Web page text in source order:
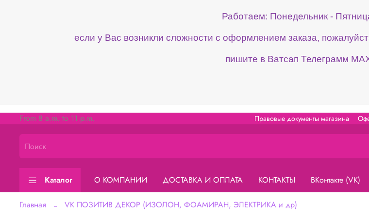
Работаем: Понедельник -
если у Вас возникли сложности с оформлением заказа,
пишите в Ватсап Телеграмм
Правовые документы магазина
From 8 a.m. to 11 p.m.
Каталог О КОМПАНИИ ДОСТАВКА И ОПЛАТА КОНТАКТЫ ВКонтакте (VK)
Главная VK ПОЗИТИВ ДЕКОР (ИЗОЛОН, ФОАМИРАН, ЭЛЕКТРИКА и др)